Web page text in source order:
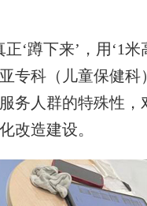
蹲下来’，用‘1米
专科（儿童保健
务人群的特殊性
改造建设。